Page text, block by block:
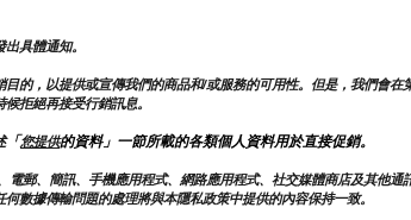
具體通知。
的，以提供或宣傳我們的商品和/或服務的可用性。但是，我們會
拒絕再接受行銷訊息。
「您提供的資料」一節所載的各類個人資料用於直接促銷。
電郵、簡訊、手機應用程式、網路應用程式、社交媒體商店及其他
數據傳輸問題的處理將與本隱私政策中提供的內容保持一致。